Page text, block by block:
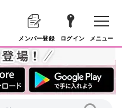
メンバー登録 ログイン メニュー